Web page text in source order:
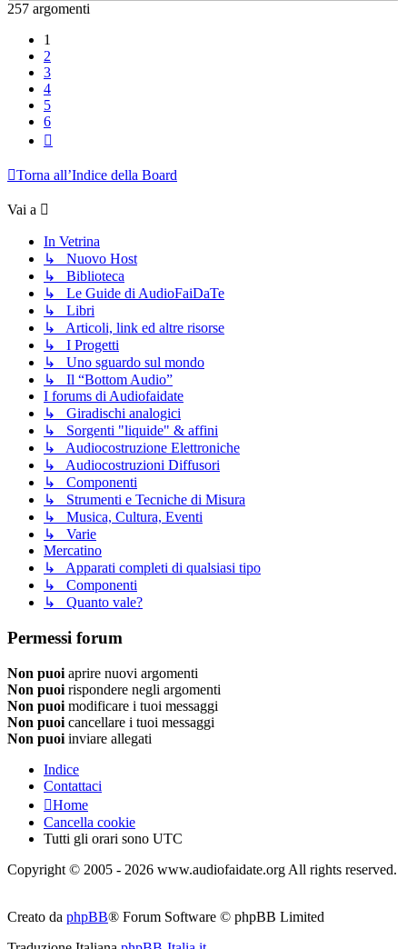
257 argomenti
1
2
3
4
5
6
Torna all’Indice della Board
Vai a
In Vetrina
↳ Nuovo Host
↳ Biblioteca
↳ Le Guide di AudioFaiDaTe
↳ Libri
↳ Articoli, link ed altre risorse
↳ I Progetti
↳ Uno sguardo sul mondo
↳ Il “Bottom Audio”
I forums di Audiofaidate
↳ Giradischi analogici
↳ Sorgenti "liquide" & affini
↳ Audiocostruzione Elettroniche
↳ Audiocostruzioni Diffusori
↳ Componenti
↳ Strumenti e Tecniche di Misura
↳ Musica, Cultura, Eventi
↳ Varie
Mercatino
↳ Apparati completi di qualsiasi tipo
↳ Componenti
↳ Quanto vale?
Permessi forum
Non puoi aprire nuovi argomenti
Non puoi rispondere negli argomenti
Non puoi modificare i tuoi messaggi
Non puoi cancellare i tuoi messaggi
Non puoi inviare allegati
Indice
Contattaci
Home
Cancella cookie
Tutti gli orari sono UTC
Copyright © 2005 - 2026 www.audiofaidate.org All rights reserved.
Creato da phpBB® Forum Software © phpBB Limited